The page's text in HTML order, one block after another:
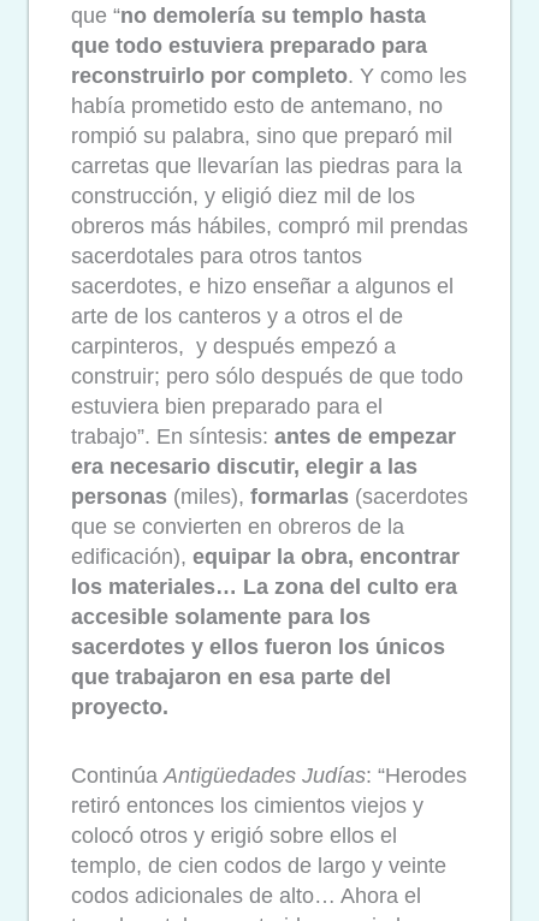
que “no demolería su templo hasta
que todo estuviera preparado para
reconstruirlo por completo. Y como les
había prometido esto de antemano, no
rompió su palabra, sino que preparó mil
carretas que llevarían las piedras para la
construcción, y eligió diez mil de los
obreros más hábiles, compró mil prendas
sacerdotales para otros tantos
sacerdotes, e hizo enseñar a algunos el
arte de los canteros y a otros el de
carpinteros, y después empezó a
construir; pero sólo después de que todo
estuviera bien preparado para el
trabajo”. En síntesis: antes de empezar
era necesario discutir, elegir a las
personas (miles), formarlas (sacerdotes
que se convierten en obreros de la
edificación), equipar la obra, encontrar
los materiales… La zona del culto era
accesible solamente para los
sacerdotes y ellos fueron los únicos
que trabajaron en esa parte del
proyecto.
Continúa Antigüedades Judías: “Herodes
retiró entonces los cimientos viejos y
colocó otros y erigió sobre ellos el
templo, de cien codos de largo y veinte
codos adicionales de alto… Ahora el